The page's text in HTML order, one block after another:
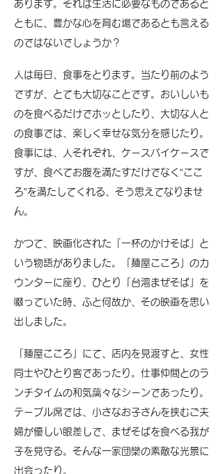
あります。それは生活に必要なものであると
ともに、豊かな心を育む場であるとも言える
のではないでしょうか？
人は毎日、食事をとります。当たり前のよう
ですが、とても大切なことです。おいしいも
のを食べるだけでホッとしたり、大切な人と
の食事では、楽しく幸せな気分を感じたり。
食事には、人それぞれ、ケースバイケースで
すが、食べてお腹を満たすだけでなく“ここ
ろ”を満たしてくれる、そう思えてなりませ
ん。
かつて、映画化された「一杯のかけそば」と
いう物語がありました。「麺屋こころ」のカ
ウンターに座り、ひとり「台湾まぜそば」を
啜っていた時、ふと何故か、その映画を思い
出しました。
「麺屋こころ」にて、店内を見渡すと、女性
同士やひとり客であったり。仕事仲間とのラ
ンチタイムの和気藹々なシーンであったり。
テーブル席では、小さなお子さんを挟むご夫
婦が優しい眼差しで、まぜそばを食べる我が
子を見守る。そんな一家団欒の素敵な光景に
出会ったり。